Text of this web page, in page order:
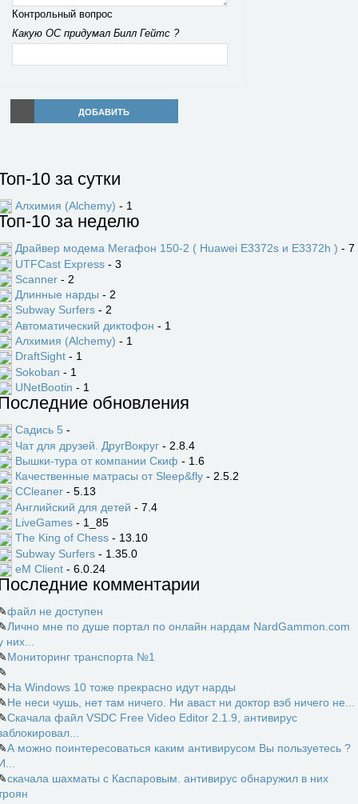
Контрольный вопрос
Какую ОС придумал Билл Гейтс ?
ДОБАВИТЬ
10 за сутки
Алхимия (Alchemy) - 1
10 за неделю
Драйвер модема Мегафон 150-2 ( Huawei E3372s и E3372h ) - 7
UTFCast Express - 3
Scanner - 2
Длинные нарды - 2
Subway Surfers - 2
Автоматический диктофон - 1
Алхимия (Alchemy) - 1
DraftSight - 1
Sokoban - 1
UNetBootin - 1
обновления
Садись 5 -
Чат для друзей. ДругВокруг - 2.8.4
Вышки-тура от компании Скиф - 1.6
Качественные матрасы от Sleep&fly - 2.5.2
CCleaner - 5.13
Английский для детей - 7.4
LiveGames - 1_85
The King of Chess - 13.10
Subway Surfers - 1.35.0
eM Client - 6.0.24
комментарии
файл не доступен
Лично мне по душе портал по онлайн нардам NardGammon.com
них...
Мониторинг транспорта №1
На Windows 10 тоже прекрасно идут нарды
Не неси чушь, нет там ничего. Ни аваст ни доктор вэб ничего не...
Скачала файл VSDC Free Video Editor 2.1.9, антивирус
А можно поинтересоваться каким антивирусом Вы пользуетесь ?
скачала шахматы с Каспаровым. антивирус обнаружил в них